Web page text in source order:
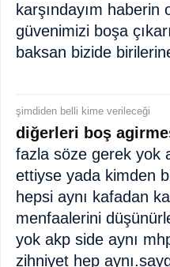
karşındayım
güvenimizi boşa
baksan bizide
şimdiden belli kime verileceği
diğerleri boş
fazla söze gerek yok
ettiyse yada kimden
hepsi aynı kafadan
menfaalerini
yok akp side aynı
zihniyet hep